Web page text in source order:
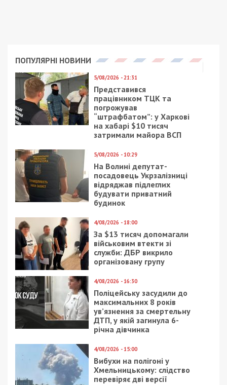
ПОПУЛЯРНІ НОВИНИ
5/08/2026 - 21:31
Представився
працівником ТЦК та
погрожував
“штрафбатом”: у Харкові
на хабарі $10 тисяч
затримали майора ВСП
5/08/2026 - 10:29
На Волині депутат-
посадовець Укрзалізниці
відряджав підлеглих
будувати приватний
будинок
4/08/2026 - 18:00
За $13 тисяч допомагали
військовим втекти зі
служби: ДБР викрило
організовану групу
4/08/2026 - 16:30
Поліцейську засудили до
максимальних 8 років
ув’язнення за смертельну
ДТП, у якій загинула 6-
річна дівчинка
4/08/2026 - 15:00
Вибухи на полігоні у
Хмельницькому: слідство
перевіряє дві версії